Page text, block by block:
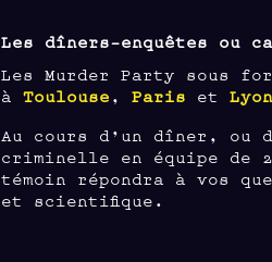
Les dîners-enquêtes ou
Les Murder Party sous
àToulouse ,Paris etLyon
Au cours d’un dîner, ou
criminelle en équipe de
témoin répondra à vos
et scientifique.